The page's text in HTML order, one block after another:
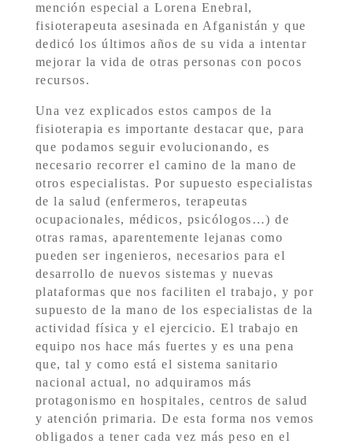
mención especial a Lorena Enebral,
fisioterapeuta asesinada en Afganistán y que
dedicó los últimos años de su vida a intentar
mejorar la vida de otras personas con pocos
recursos.
Una vez explicados estos campos de la
fisioterapia es importante destacar que, para
que podamos seguir evolucionando, es
necesario recorrer el camino de la mano de
otros especialistas. Por supuesto especialistas
de la salud (enfermeros, terapeutas
ocupacionales, médicos, psicólogos…) de
otras ramas, aparentemente lejanas como
pueden ser ingenieros, necesarios para el
desarrollo de nuevos sistemas y nuevas
plataformas que nos faciliten el trabajo, y por
supuesto de la mano de los especialistas de la
actividad física y el ejercicio. El trabajo en
equipo nos hace más fuertes y es una pena
que, tal y como está el sistema sanitario
nacional actual, no adquiramos más
protagonismo en hospitales, centros de salud
y atención primaria. De esta forma nos vemos
obligados a tener cada vez más peso en el